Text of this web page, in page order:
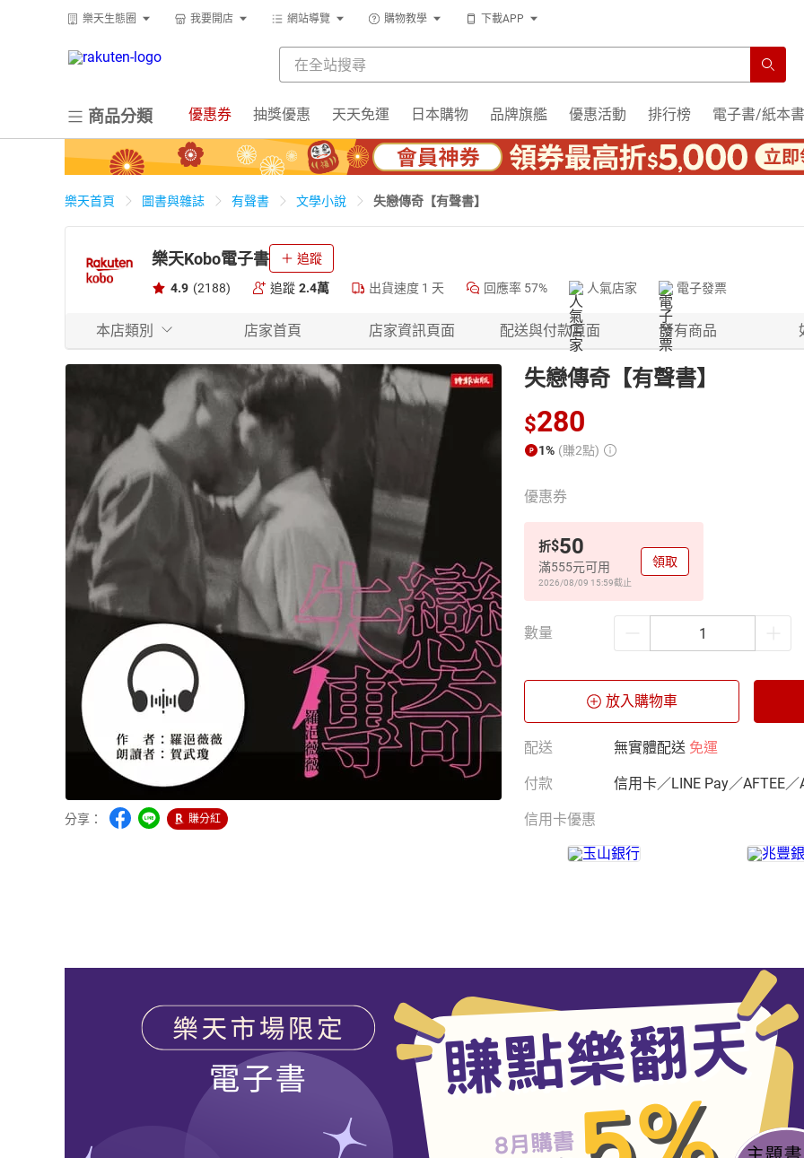
樂天生態圈 我要開店 網站導覽 購物教學 下載APP
商品分類 優惠券 抽獎優惠 天天免運 日本購物 品牌旗艦 優惠活動 排行榜 電子書/紙本書
樂天首頁 圖書與雜誌 有聲書 文學小說 失戀傳奇【有聲書】
樂天Kobo電子書 追蹤
4.9 (2188) 追蹤 2.4萬 出貨速度 1 天 回應率 57% 人氣店家 電子發票
本店類別 店家首頁 店家資訊頁面 配送與付款頁面 所有商品
分享： 賺分紅
失戀傳奇【有聲書】
$280
1% (賺2點)
優惠券
折$50
滿555元可用
2026/08/09 15:59截止
領取
數量
放入購物車
配送 無實體配送 免運
付款 信用卡／LINE Pay／AFTEE／
信用卡優惠